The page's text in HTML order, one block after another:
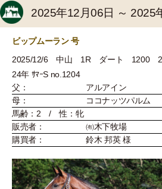
2025年12月06日 ～ 2025
ビップムーラン 号
2025/12/6 中山 1R ダート 1200 2
24年 ｻﾏｰS no.1204
父：
アルアイン
母：
ココナッツパルム
馬齢：2 / 性：牝
販売者：
㈲木下牧場
購買者：
鈴木 邦英 様